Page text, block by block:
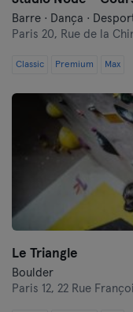
Barre · Dança ·
Paris 20, Rue de la
Classic Premium Max
Le Triangle
Boulder
Paris 12, 22 Rue